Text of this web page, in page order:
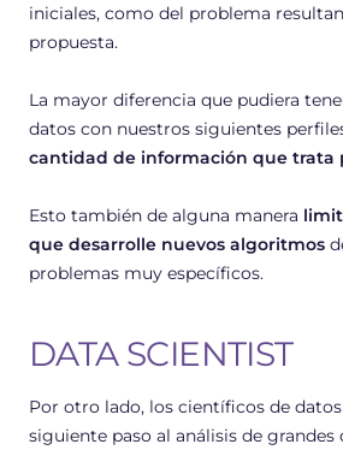
iniciales, como del problema
propuesta.
La mayor diferencia que pudiera
datos con nuestros siguientes
cantidad de información que trata
Esto también de alguna manera
que desarrolle nuevos algoritmos
problemas muy específicos.
DATA SCIENTIST
Por otro lado, los científicos de
siguiente paso al análisis de grandes